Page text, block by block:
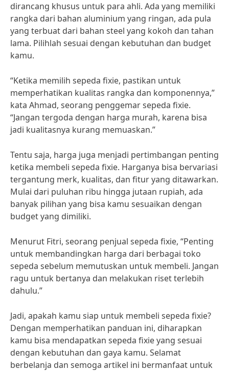
dirancang khusus untuk para ahli. Ada yang memiliki
rangka dari bahan aluminium yang ringan, ada pula
yang terbuat dari bahan steel yang kokoh dan tahan
lama. Pilihlah sesuai dengan kebutuhan dan budget
kamu.
“Ketika memilih sepeda fixie, pastikan untuk
memperhatikan kualitas rangka dan komponennya,”
kata Ahmad, seorang penggemar sepeda fixie.
“Jangan tergoda dengan harga murah, karena bisa
jadi kualitasnya kurang memuaskan.”
Tentu saja, harga juga menjadi pertimbangan penting
ketika membeli sepeda fixie. Harganya bisa bervariasi
tergantung merk, kualitas, dan fitur yang ditawarkan.
Mulai dari puluhan ribu hingga jutaan rupiah, ada
banyak pilihan yang bisa kamu sesuaikan dengan
budget yang dimiliki.
Menurut Fitri, seorang penjual sepeda fixie, “Penting
untuk membandingkan harga dari berbagai toko
sepeda sebelum memutuskan untuk membeli. Jangan
ragu untuk bertanya dan melakukan riset terlebih
dahulu.”
Jadi, apakah kamu siap untuk membeli sepeda fixie?
Dengan memperhatikan panduan ini, diharapkan
kamu bisa mendapatkan sepeda fixie yang sesuai
dengan kebutuhan dan gaya kamu. Selamat
berbelanja dan semoga artikel ini bermanfaat untuk